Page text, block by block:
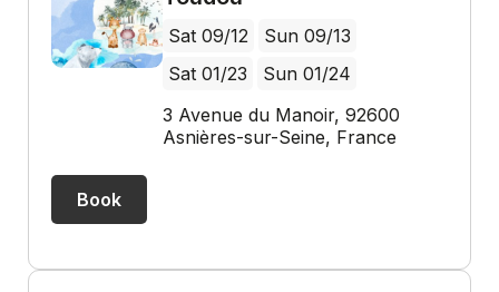
Sat 09/12
Sun 09/13
Sat 01/23
Sun 01/24
3 Avenue du Manoir, 92600
Asnières-sur-Seine, France
Book